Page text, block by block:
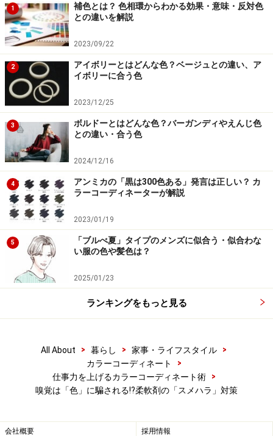
香水は香りの濃度に合わせて、液色に濃淡をつけています
香水は、香りの濃度が高いパルファンは液色が濃く、濃
度が低いオーデコロンは淡い液色をしています。液色の
濃淡は、香りの濃淡と直感的に結びつきます。私たちは
強い香りを嗅ぐと、無意識に濃い色を連想します。反対
に、淡い色の香水は、軽やかな香りを連想させます。
色に濃淡をつけるのは、香りの濃度を視覚的に表現し、
香りをつけすぎないようにするための工夫でもあるので
す。
柔軟剤のパッケージの「色」も、購入の決
め手になりうる
柔軟剤を買うとき、パッケージが決め手になることもあ
るのではないでしょうか。ドラッグストアには香りのサ
覚の方が大きな影響を与えるため、香りを嗅がなくて
も、パッケージの色やデザインから、直感で好みの香り
を選ぶこともできるのです。
現在、大手メーカーが販売する製品のうち、香りづけ効
1
補色とは？ 色相環からわかる効果・意味・反対色
との違いを解説
2023/09/22
2
アイボリーとはどんな色？ベージュとの違い、ア
イボリーに合う色
2023/12/25
3
ボルドーとはどんな色？バーガンディやえんじ色
との違い・合う色
2024/12/16
4
アンミカの「黒は300色ある」発言は正しい？ カ
ラーコーディネーターが解説
2023/01/19
5
「ブルべ夏」タイプのメンズに似合う・似合わな
い服の色や髪色は？
2025/01/23
ランキングをもっと見る
All About > 暮らし > 家事・ライフスタイル
>
カラーコーディネート
>
仕事力を上げるカラーコーディネート術
>
嗅覚は「色」に騙される!?柔軟剤の「スメハラ」対策
会社概要 採用情報